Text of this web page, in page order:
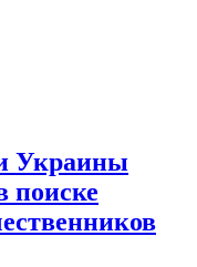
Украины
поиске